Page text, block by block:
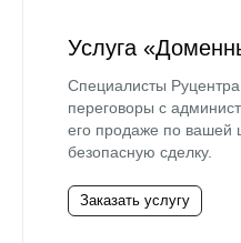
Услуга
Специалисты
переговоры с
его продаже по вашей
безопасную сделку.
Заказать услугу